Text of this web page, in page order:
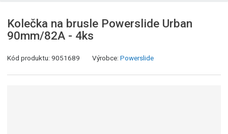
í
s
r
Kolečka na brusle Powerslide Urban
90mm/82A - 4ks
Kód produktu:9051689 Výrobce:Powerslide